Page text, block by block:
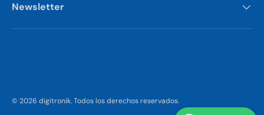
Newsletter
© 2026 digitronik.Todos los derechos reservados.